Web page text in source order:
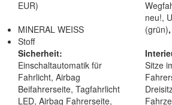
EUR)
MINERAL WEISS
Stoff
Sicherheit:
Einschaltautomatik für
Fahrlicht, Airbag
Beifahrerseite, Tagfahrlicht
LED, Airbag Fahrerseite,
neu!,
(grün)
Sitze